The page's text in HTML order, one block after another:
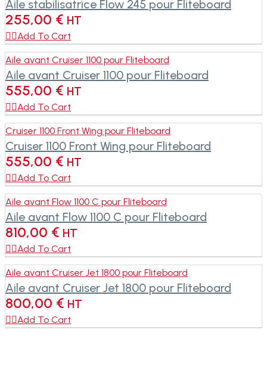
Aile stabilisatrice Flow 245 pour Fliteboard
255,00 € HT
Add To Cart
Aile avant Cruiser 1100 pour Fliteboard
Aile avant Cruiser 1100 pour Fliteboard
555,00 € HT
Add To Cart
Cruiser 1100 Front Wing pour Fliteboard
Cruiser 1100 Front Wing pour Fliteboard
555,00 € HT
Add To Cart
Aile avant Flow 1100 C pour Fliteboard
Aile avant Flow 1100 C pour Fliteboard
810,00 € HT
Add To Cart
Aile avant Cruiser Jet 1800 pour Fliteboard
Aile avant Cruiser Jet 1800 pour Fliteboard
800,00 € HT
Add To Cart